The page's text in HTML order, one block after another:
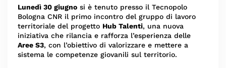
Lunedì 30 giugno si è tenuto presso il Tecnopolo
Bologna CNR il primo incontro del gruppo di lavoro
territoriale del progetto Hub Talenti, una nuova
iniziativa che rilancia e rafforza l’esperienza delle
Aree S3, con l’obiettivo di valorizzare e mettere a
sistema le competenze giovanili sul territorio.